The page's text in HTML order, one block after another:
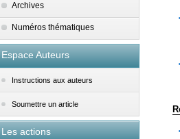
Archives
Numéros thématiques
Espace Auteurs
Instructions aux auteurs
Soumettre un article
Les actions